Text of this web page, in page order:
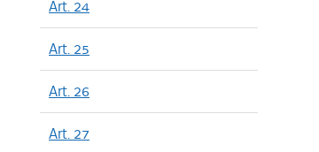
Art. 24
Art. 25
Art. 26
Art. 27